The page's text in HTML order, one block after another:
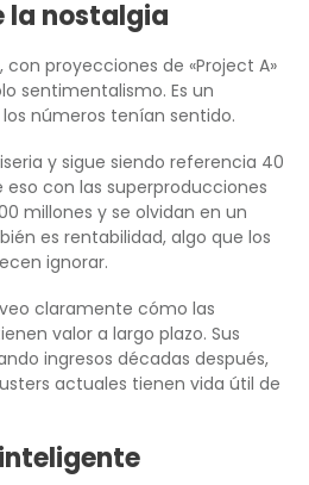
la nostalgia
con proyecciones de «Project A»
sentimentalismo. Es un
números tenían sentido.
y sigue siendo referencia 40
eso con las superproducciones
millones y se olvidan en un
es rentabilidad, algo que los
ignorar.
claramente cómo las
valor a largo plazo. Sus
ingresos décadas después,
actuales tienen vida útil de